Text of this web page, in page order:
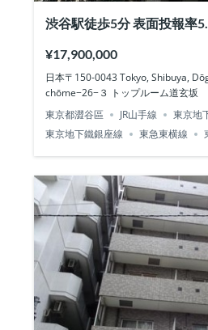
渋谷駅徒歩5分 表面投報率
¥17,900,000
日本〒150-0043 Tokyo, Shibuya,
chōme−26−３ トップルーム道玄坂
東京都澀谷區
JR山手線
東京地
東京地下鐵銀座線
東急東横線